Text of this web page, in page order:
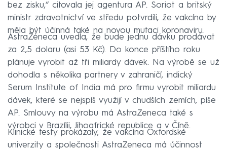
bez zisku,“ citovala jej agentura AP. Soriot a britský
ministr zdravotnictví ve středu potvrdili, že vakcína by
měla být účinná také na novou mutaci koronaviru.
AstraZeneca uvedla, že bude jednu dávku prodávat
za 2,5 dolaru (asi 53 Kč). Do konce příštího roku
plánuje vyrobit až tři miliardy dávek. Na výrobě se už
dohodla s několika partnery v zahraničí, indický
Serum Institute of India má pro firmu vyrobit miliardu
dávek, které se nejspíš využijí v chudších zemích, píše
AP. Smlouvy na výrobu má AstraZeneca také s
výrobci v Brazílii, Jihoafrické republice a v Číně.
Klinické testy prokázaly, že vakcína Oxfordské
univerzity a společnosti AstraZeneca má účinnost